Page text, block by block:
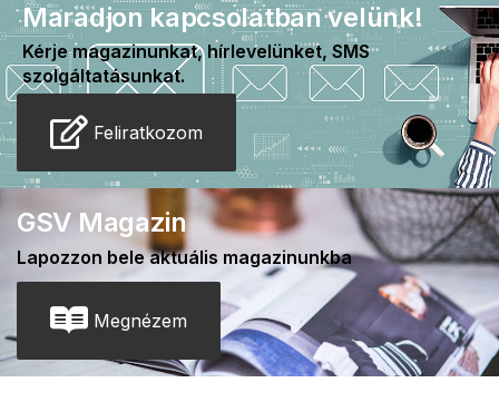
Maradjon kapcsolatban velünk!
Kérje magazinunkat, hírlevelünket, SMS
szolgáltatásunkat.
Feliratkozom
GSV Magazin
Lapozzon bele aktuális magazinunkba
Megnézem